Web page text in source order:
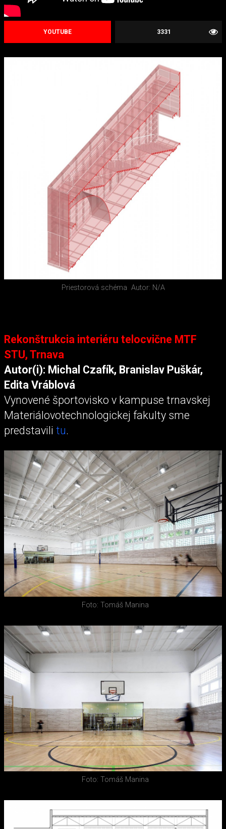
3331
YOUTUBE
Priestorová schéma Autor: N/A
Rekonštrukcia interiéru telocvične MTF
STU, Trnava
Autor(i): Michal Czafík, Branislav Puškár,
Edita Vráblová
Vynovené športovisko v kampuse trnavskej
Materiálovotechnologickej fakulty sme
predstavili tu.
Foto: Tomáš Manina
Foto: Tomáš Manina